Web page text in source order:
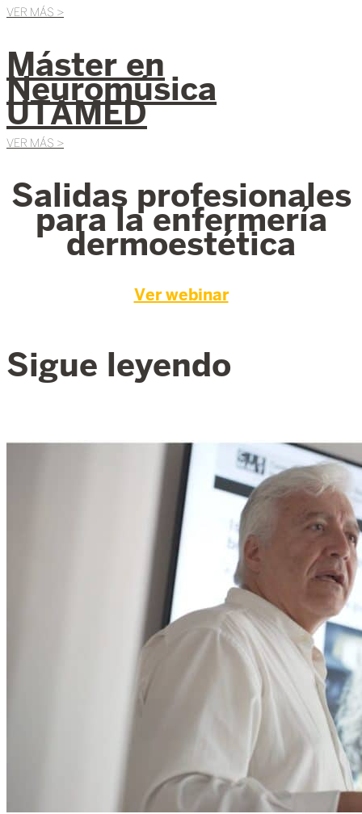
VER MÁS >
Máster en
Neuromúsica
UTAMED
VER MÁS >
Salidas profesionales
para la enfermería
dermoestética
Ver webinar
Sigue leyendo